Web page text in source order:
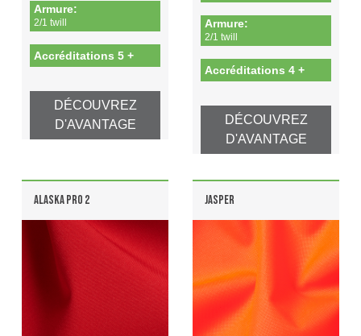
Armure:
2/1 twill
Accréditations 5 +
DÉCOUVREZ
D'AVANTAGE
Armure:
2/1 twill
Accréditations 4 +
DÉCOUVREZ
D'AVANTAGE
ALASKA PRO 2 JASPER